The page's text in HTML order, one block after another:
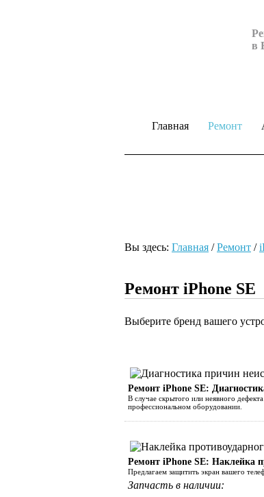
в
Главная Ремонт
Вы здесь: Главная /Ремонт /
Ремонт iPhone SE
Выберите бренд вашего
Ремонт iPhone SE:
В случае скрытого или неявного
профессиональном оборудовании.
Ремонт iPhone SE: Наклейка
Предлагаем защитить экран вашего
Запчасть в наличии: